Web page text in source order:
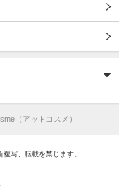
（アットコスメ）
写、転載を禁じます。